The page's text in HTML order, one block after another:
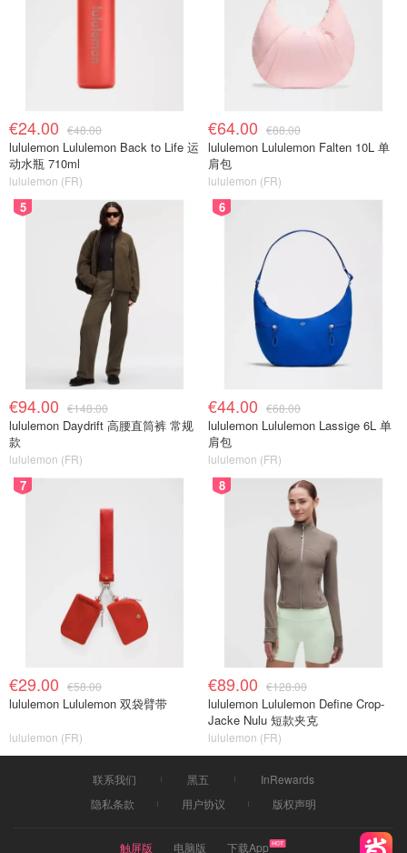
€24.00 €48.00
lululemon Lululemon Back to Life 运
动水瓶 710ml
lululemon (FR)
€64.00 €88.00
lululemon Lululemon Falten 10L 单
肩包
lululemon (FR)
5
€94.00 €148.00
lululemon Daydrift 高腰直筒裤 常规
款
lululemon (FR)
6
€44.00 €68.00
lululemon Lululemon Lassige 6L 单
肩包
lululemon (FR)
7
€29.00 €58.00
lululemon Lululemon 双袋臂带
lululemon (FR)
8
€89.00 €128.00
lululemon Lululemon Define Crop-
Jacke Nulu 短款夹克
lululemon (FR)
联系我们 黑五
InRewards
隐私条款
用户协议 版权声明
触屏版 电脑版 下载App